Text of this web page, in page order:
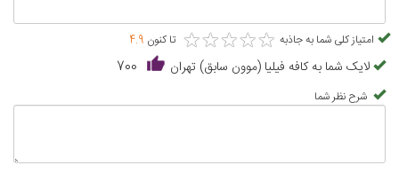
امتیاز کلی شما به جاذبه ★★★★★
★★★★★ تا کنون 4.9
لایک شما به کافه فیلیا (موون سابق) تهران 700
شرح نظر شما